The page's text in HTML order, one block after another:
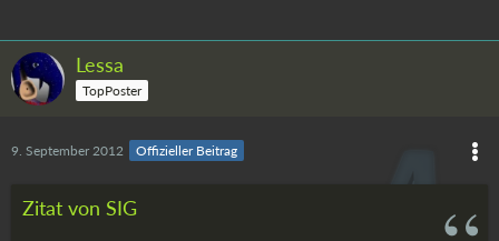
Lessa
TopPoster
9. September 2012 Offizieller Beitrag
Zitat von SIG